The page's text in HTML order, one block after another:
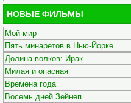
НОВЫЕ ФИЛЬМЫ
Мой мир
Пять минаретов в Нью-Йорке
Долина волков: Ирак
Милая и опасная
Времена года
Восемь дней Зейнеп